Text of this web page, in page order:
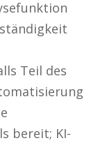
Teil des
bereit; KI-